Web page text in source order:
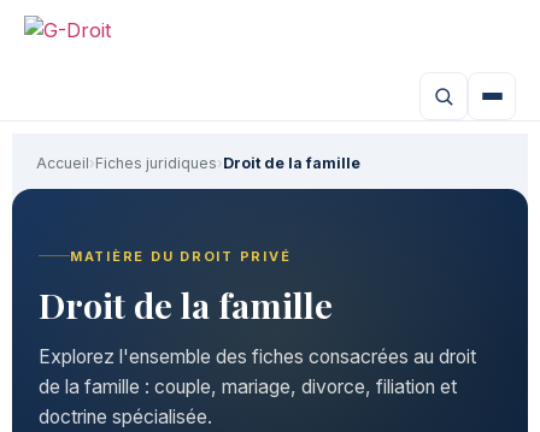
Accueil›Fiches juridiques›Droit de la famille
MATIÈRE DU DROIT PRIVÉ
Droit de la famille
Explorez l'ensemble des fiches consacrées au droit
de la famille : couple, mariage, divorce, filiation et
doctrine spécialisée.